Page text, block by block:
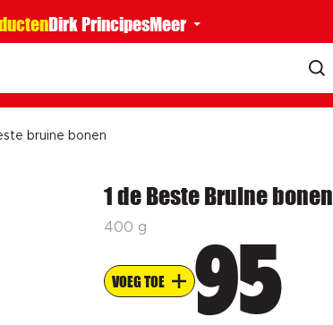
Dirk PrincipesMeer
bruine bonen
1 de Beste Bruine bonen
400 g
VOEG TOE 95